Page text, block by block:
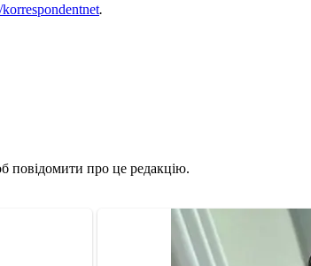
.
повідомити про це редакцію.